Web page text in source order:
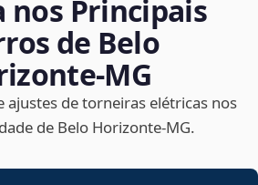
nos Principais
de Belo
ajustes de torneiras elétricas nos
de Belo Horizonte‑MG.